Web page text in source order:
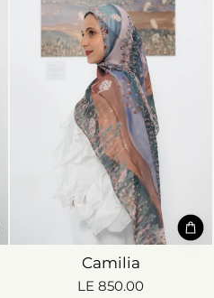
Camilia
LE 850.00